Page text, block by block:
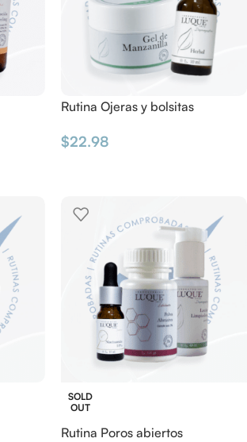
Rutina Ojeras y bolsitas
$22.98
SOLD
OUT
Rutina Poros abiertos